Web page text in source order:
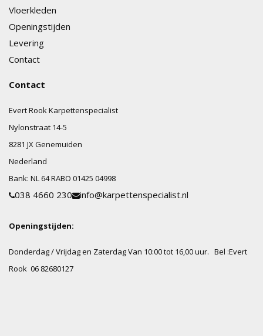
Vloerkleden
Openingstijden
Levering
Contact
Contact
Evert Rook Karpettenspecialist
Nylonstraat 14-5
8281 JXGenemuiden
Nederland
Bank: NL 64 RABO 01425 04998
038 4660 230 info@karpettenspecialist.nl
Openingstijden:
Donderdag / Vrijdag en Zaterdag Van 10:00 tot 16,00 uur. Bel :Evert
Rook 06 82680127